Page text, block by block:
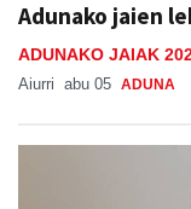
Adunako jaien
ADUNAKO JAIAK
Aiurri abu 05 ADUNA